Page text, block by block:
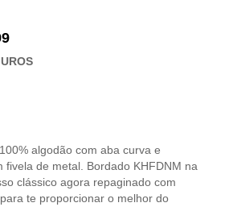
algodão com aba curva e
fivela de metal. Bordado KHFDNM na
clássico agora repaginado com
te proporcionar o melhor do